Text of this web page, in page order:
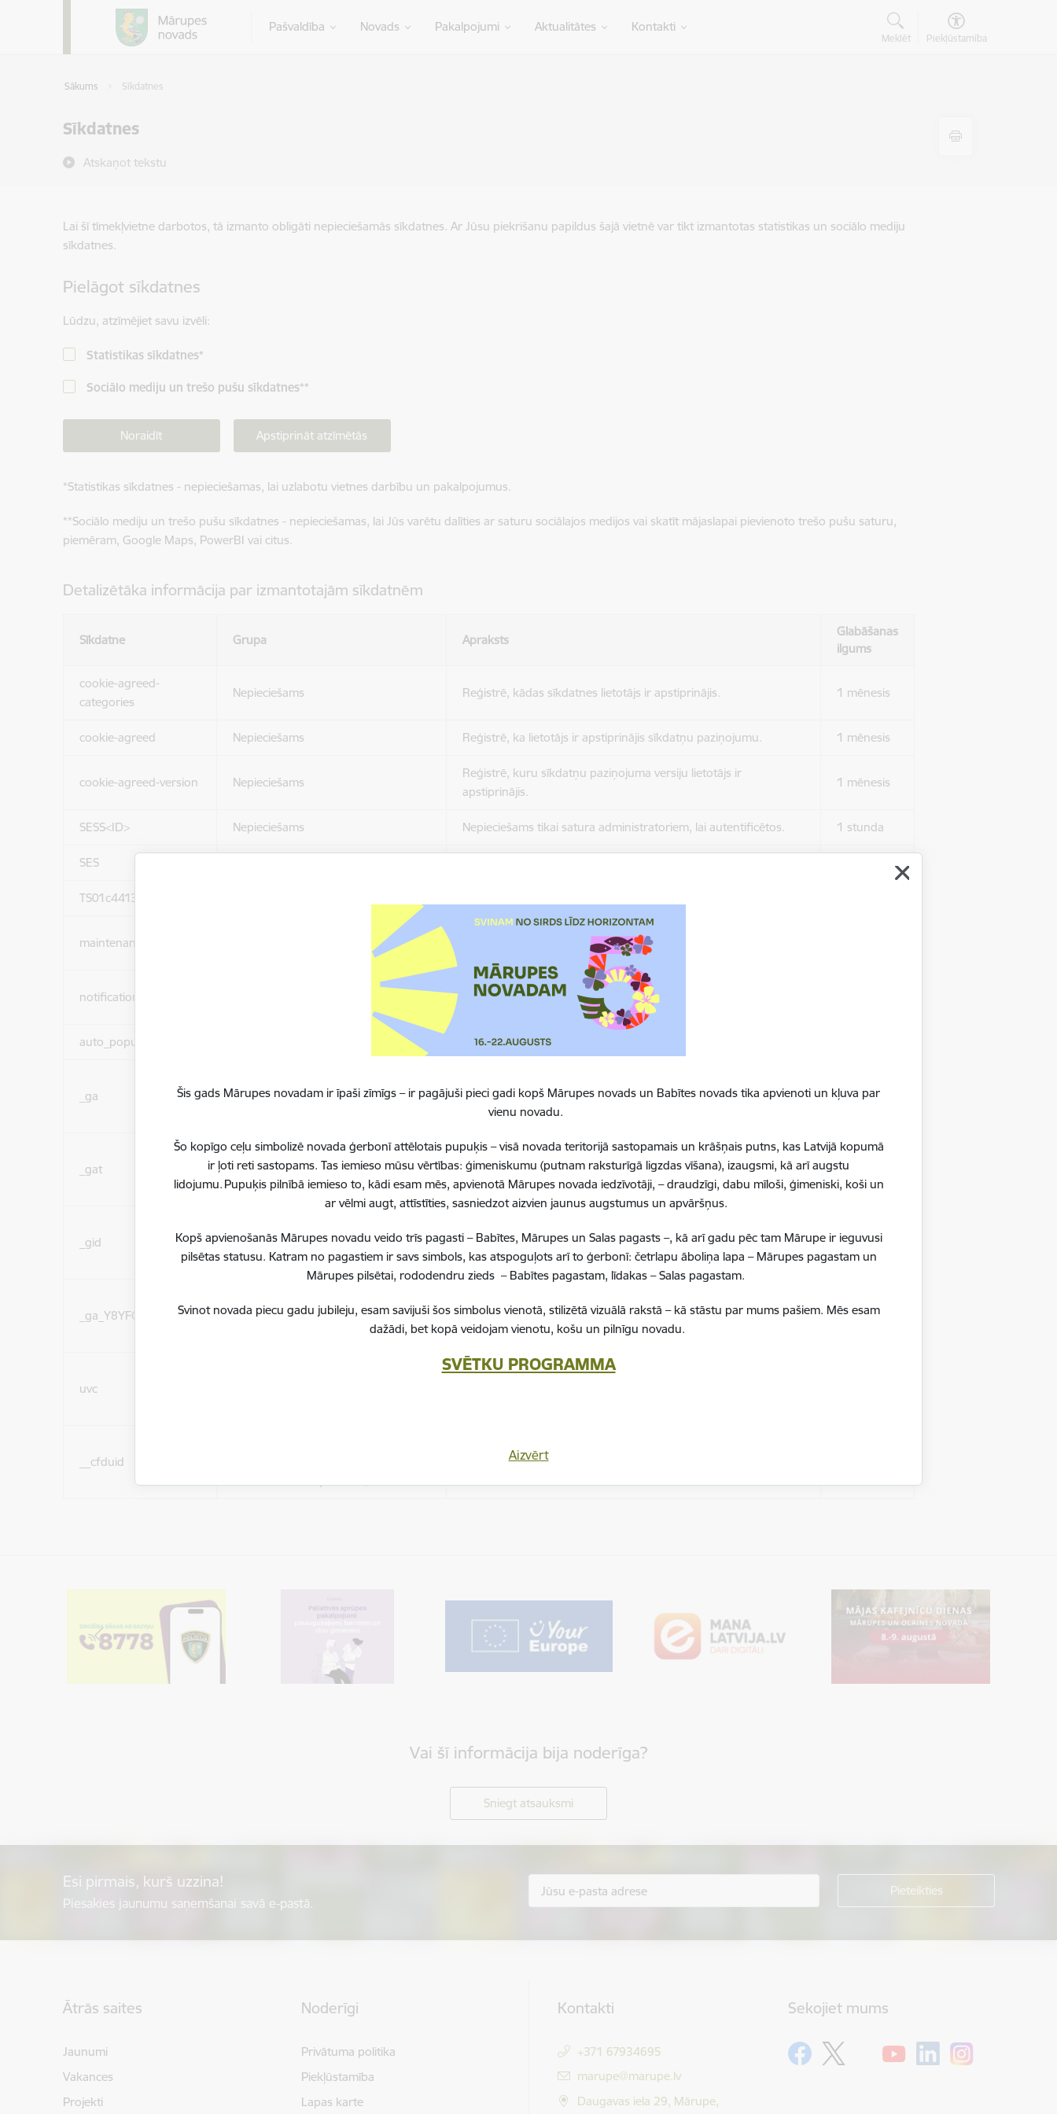
Pāriet uz lapas saturu
Pašvaldība Novads Pakalpojumi Aktualitātes Kontakti
Meklēt Piekļūstamība
Sākums Sīkdatnes
Sīkdatnes
Atskaņot tekstu
Šis gads Mārupes novadam ir īpaši zīmīgs – ir pagājuši pieci gadi kopš Mārupes novads un Babītes novads tika apvienoti un kļuva par
vienu novadu.
Šo kopīgo ceļu simbolizē novada ģerbonī attēlotais pupuķis – visā novada teritorijā sastopamais un krāšņais putns, kas Latvijā kopumā
ir ļoti reti sastopams. Tas iemieso mūsu vērtības: ģimeniskumu (putnam raksturīgā ligzdas vīšana), izaugsmi, kā arī augstu
lidojumu. Pupuķis pilnībā iemieso to, kādi esam mēs, apvienotā Mārupes novada iedzīvotāji, – draudzīgi, dabu mīloši, ģimeniski, koši un
ar vēlmi augt, attīstīties, sasniedzot aizvien jaunus augstumus un apvāršņus.
Kopš apvienošanās Mārupes novadu veido trīs pagasti – Babītes, Mārupes un Salas pagasts –, kā arī gadu pēc tam Mārupe ir ieguvusi
pilsētas statusu. Katram no pagastiem ir savs simbols, kas atspoguļots arī to ģerbonī: četrlapu āboliņa lapa – Mārupes pagastam un
Mārupes pilsētai, rododendru zieds – Babītes pagastam, līdakas – Salas pagastam.
Svinot novada piecu gadu jubileju, esam savijuši šos simbolus vienotā, stilizētā vizuālā rakstā – kā stāstu par mums pašiem. Mēs esam
dažādi, bet kopā veidojam vienotu, košu un pilnīgu novadu.
SVĒTKU PROGRAMMA
Aizvērt
Lai šī tīmekļvietne darbotos, tā izmanto obligāti nepieciešamās sīkdatnes. Ar Jūsu piekrišanu papildus šajā vietnē var tikt izmantotas statistikas un sociālo mediju
sīkdatnes.
Pielāgot sīkdatnes
Lūdzu, atzīmējiet savu izvēli:
Statistikas sīkdatnes*
Sociālo mediju un trešo pušu sīkdatnes**
Noraidīt Apstiprināt atzīmētās
*Statistikas sīkdatnes - nepieciešamas, lai uzlabotu vietnes darbību un pakalpojumus.
**Sociālo mediju un trešo pušu sīkdatnes - nepieciešamas, lai Jūs varētu dalīties ar saturu sociālajos medijos vai skatīt mājaslapai pievienoto trešo pušu saturu,
piemēram, Google Maps, PowerBI vai citus.
Detalizētāka informācija par izmantotajām sīkdatnēm
Sīkdatne Grupa Apraksts
Glabāšanas
ilgums
cookie-agreed-
categories
Nepieciešams Reģistrē, kādas sīkdatnes lietotājs ir apstiprinājis. 1 mēnesis
cookie-agreed Nepieciešams Reģistrē, ka lietotājs ir apstiprinājis sīkdatņu paziņojumu. 1 mēnesis
cookie-agreed-version Nepieciešams
Reģistrē, kuru sīkdatņu paziņojuma versiju lietotājs ir
apstiprinājis.
1 mēnesis
SESS<ID> Nepieciešams Nepieciešams tikai satura administratoriem, lai autentificētos. 1 stunda
SES
TS01c44137
maintenance_message
Sīkdatne ir nepieciešama, lai visiem lietotājiem nerādītu
ziņojumus pēc tam, kad viņi ir izlasījuši un aizvēruši tos.
notification_messages
Sīkdatne ir nepieciešama, lai visiem lietotājiem nerādītu
ziņojumus pēc tam, kad viņi ir izlasījuši un aizvēruši tos.
auto_popup_showed Reģistrē, ka tiek parādīts modālais logs.
_ga
lai uzlabotu vietnes darbību un
Reģistrē unikālu ID, kas tiek izmantots statistisko datu iegūšanai
par to, kā apmeklētājs izmanto vietni.
2 gadi
_gat
Statistikas sīkdatnes (nepieciešamas,
lai uzlabotu vietnes darbību un
pakalpojumus)
Izmanto Google Analytics, lai samazinātu pieprasījuma līmeni. 1 minūte
_gid
lai uzlabotu vietnes darbību un
pakalpojumus)
Reģistrē unikālu ID, kas tiek izmantots statistisko datu iegūšanai
par to, kā apmeklētājs izmanto vietni.
24 stundas
_ga_Y8YFCL82PW
lai uzlabotu vietnes darbību un
izmantots statistisko datu iegūšanai par to, kā apmeklētājs
izmanto vietni.
24 stundas
uvc
Šīs sīkdatnes ir paredzētas tādu vietņu un satura koplietošanai,
__cfduid Cookie is needed for all users for sharing content
Vai šī informācija bija noderīga?
Sniegt atsauksmi
Esi pirmais, kurš uzzina!
Piesakies jaunumu saņemšanai savā e-pastā.
Ātrās saites
Jaunumi
Vakances
Projekti
Noderīgi
Privātuma politika
Piekļūstamība
Lapas karte
Kontakti
+371 67934695
E-pasts:
marupe@marupe.lv
Daugavas iela 29, Mārupe,
Sekojiet mums